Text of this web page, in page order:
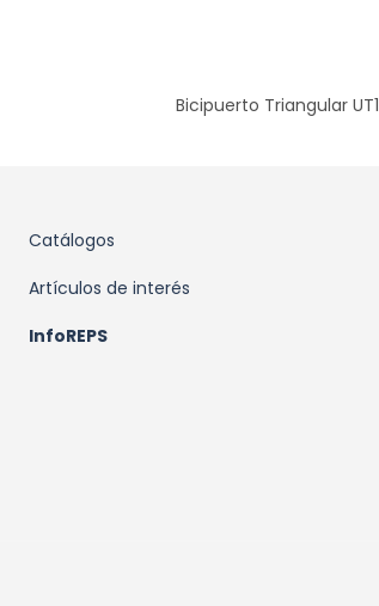
Bicipuerto Triangular UT1
Catálogos
Artículos de interés
InfoREPS